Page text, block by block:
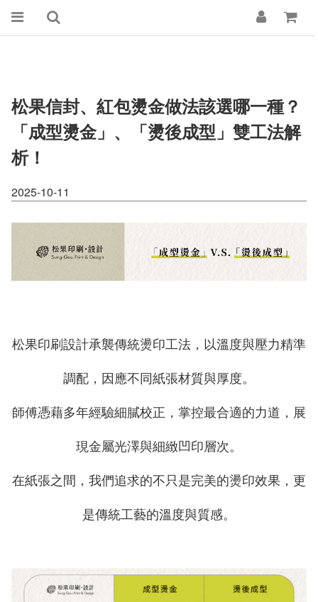
松果信封、紅包燙金做法該選哪一種？
「成型燙金」、「燙後成型」雙工法解
析！
2025-10-11
松果印刷設計承襲傳統燙印工法，以溫度與壓力精準
調配，因應不同紙張材質與厚度。
師傅憑藉多年經驗細膩校正，掌控最合適的力道，展
現金屬光澤與細緻凹印層次。
在紙張之間，我們追求的不只是完美的燙印效果，更
是傳統工藝的溫度與質感。